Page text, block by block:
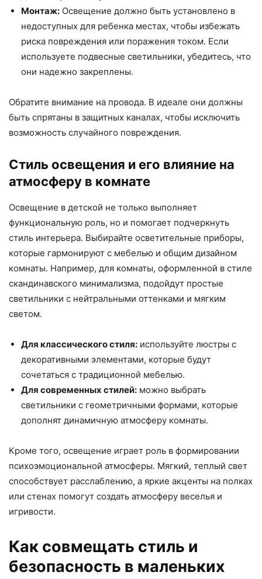
Монтаж: Освещение должно быть установлено в
недоступных для ребенка местах, чтобы избежать
риска повреждения или поражения током. Если
используете подвесные светильники, убедитесь, что
они надежно закреплены.
Обратите внимание на провода. В идеале они должны
быть спрятаны в защитных каналах, чтобы исключить
возможность случайного повреждения.
Стиль освещения и его влияние на
атмосферу в комнате
Освещение в детской не только выполняет
функциональную роль, но и помогает подчеркнуть
стиль интерьера. Выбирайте осветительные приборы,
которые гармонируют с мебелью и общим дизайном
комнаты. Например, для комнаты, оформленной в стиле
скандинавского минимализма, подойдут простые
светильники с нейтральными оттенками и мягким
светом.
Для классического стиля: используйте люстры с
декоративными элементами, которые будут
сочетаться с традиционной мебелью.
Для современных стилей: можно выбрать
светильники с геометричными формами, которые
дополнят динамичную атмосферу комнаты.
Кроме того, освещение играет роль в формировании
психоэмоциональной атмосферы. Мягкий, теплый свет
способствует расслаблению, а яркие акценты на полках
или стенах помогут создать атмосферу веселья и
игривости.
Как совмещать стиль и
безопасность в маленьких